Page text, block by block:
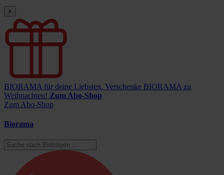
×
BIORAMA für deine Liebsten. Verschenke BIORAMA zu
Weihnachten! Zum Abo-Shop
Zum Abo-Shop
Biorama